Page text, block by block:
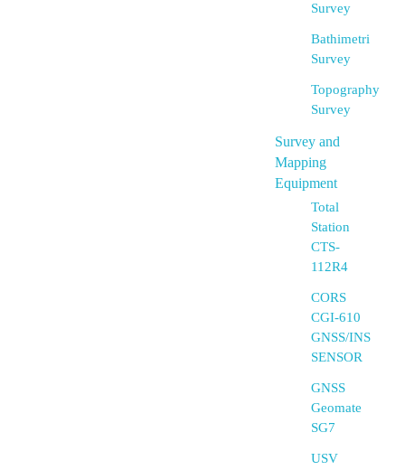
Survey
Bathimetri
Survey
Topography
Survey
Survey and
Mapping
Equipment
Total
Station
CTS-
112R4
CORS
CGI-610
GNSS/INS
SENSOR
GNSS
Geomate
SG7
USV